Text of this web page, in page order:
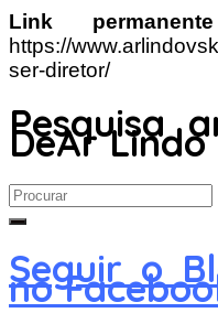
Link
https://
ser-diretor/
Pesquisa
DeAr Lindo
Search
for:
Seguir o
no